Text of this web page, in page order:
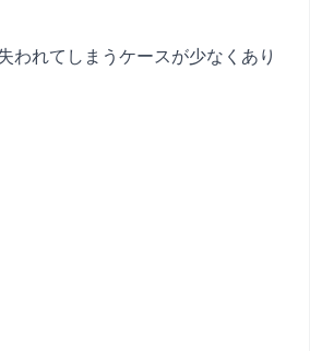
われてしまうケースが少なくあり